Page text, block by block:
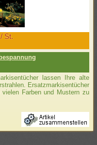
St.
lassen Ihre alte
Ersatzmarkisentücher
Farben und Mustern zu